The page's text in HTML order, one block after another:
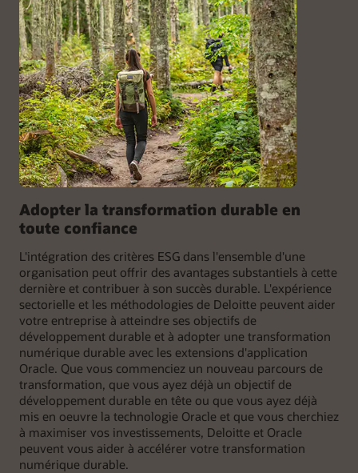
Adopter la transformation durable en
toute confiance
L'intégration des critères ESG dans l'ensemble d'une
organisation peut offrir des avantages substantiels à cette
dernière et contribuer à son succès durable. L'expérience
sectorielle et les méthodologies de Deloitte peuvent aider
votre entreprise à atteindre ses objectifs de
développement durable et à adopter une transformation
numérique durable avec les extensions d'application
Oracle. Que vous commenciez un nouveau parcours de
transformation, que vous ayez déjà un objectif de
développement durable en tête ou que vous ayez déjà
mis en oeuvre la technologie Oracle et que vous cherchiez
à maximiser vos investissements, Deloitte et Oracle
peuvent vous aider à accélérer votre transformation
numérique durable.